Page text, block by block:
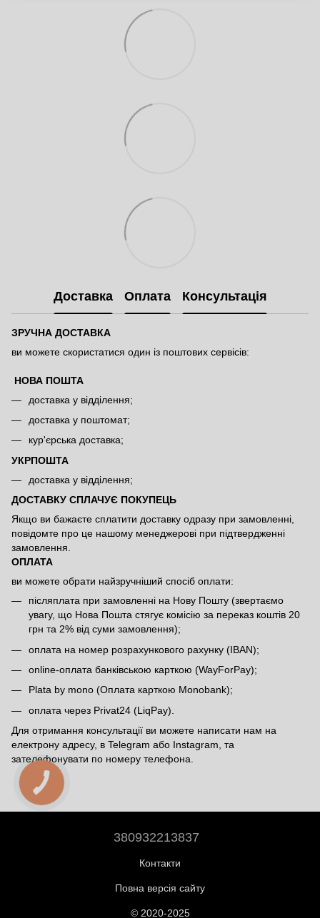
Доставка Оплата Консультація
ЗРУЧНА ДОСТАВКА
ви можете скористатися один із поштових сервісів:
НОВА ПОШТА
доставка у відділення;
доставка у поштомат;
кур'єрська доставка;
УКРПОШТА
доставка у відділення;
ДОСТАВКУ СПЛАЧУЄ ПОКУПЕЦЬ
Якщо ви бажаєте сплатити доставку одразу при замовленні,
повідомте про це нашому менеджерові при підтвердженні
замовлення.
ОПЛАТА
ви можете обрати найзручніший спосіб оплати:
післяплата при замовленні на Нову Пошту (звертаємо
увагу, що Нова Пошта стягує комісію за переказ коштів 20
грн та 2% від суми замовлення);
оплата на номер розрахункового рахунку (IBAN);
online-оплата банківською карткою (WayForPay);
Plata by mono (Оплата карткою Monobank);
оплата через Privat24 (LiqPay).
Для отримання консультації ви можете написати нам на
електрону адресу, в Telegram або Instagram, та
зателефонувати по номеру телефона.
380932213837
Контакти
Повна версія сайту
© 2020-2025